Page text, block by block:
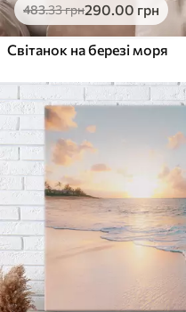
483.33грн290.00 грн
Світанок на березі моря